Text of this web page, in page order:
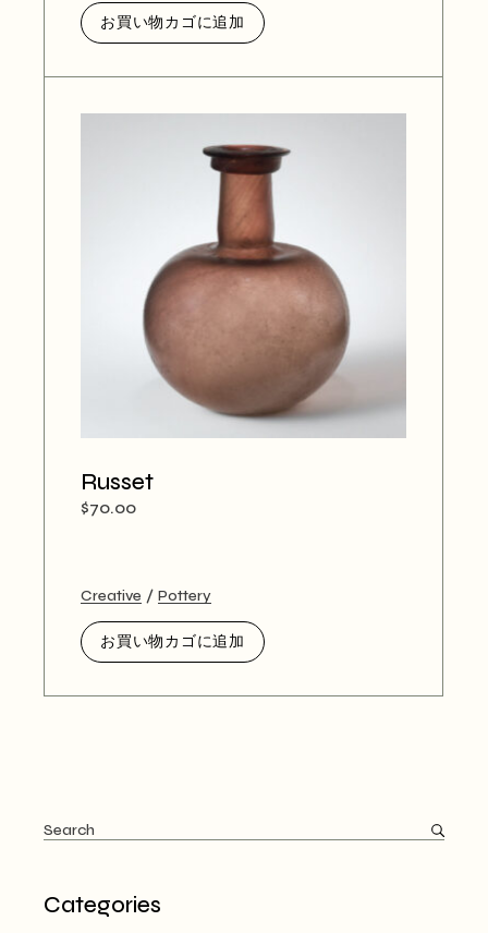
し
た。
で
す。
お買い物カゴに追加
Russet
$70.00
Creative Pottery
お買い物カゴに追加
Search
for:
Categories